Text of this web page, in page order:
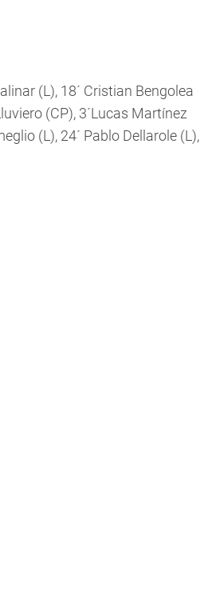
(L), 18´ Cristian Bengolea
(CP), 3´Lucas Martínez
(L), 24´ Pablo Dellarole (L),